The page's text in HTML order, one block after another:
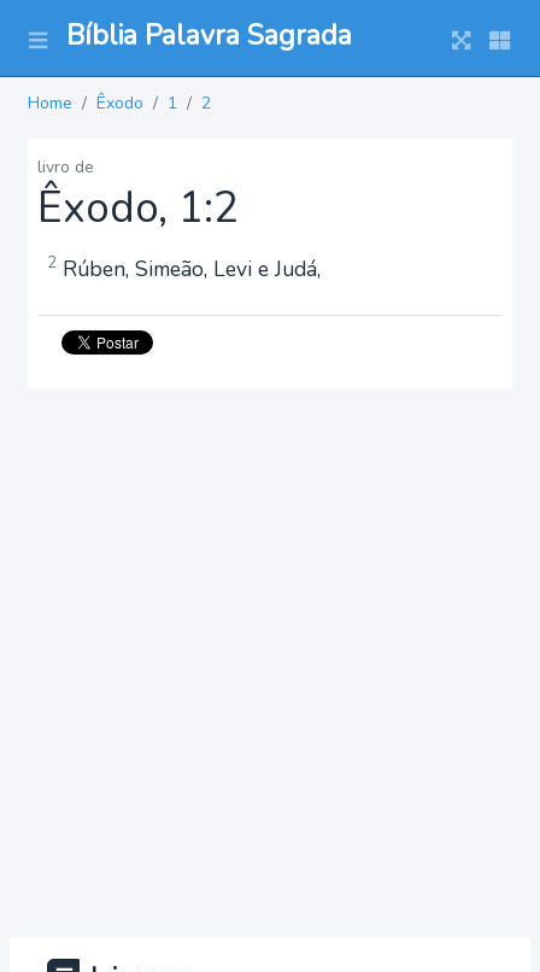
Bíblia Palavra Sagrada
Home Êxodo 1 2
livro de
Êxodo, 1:2
2 Rúben, Simeão, Levi e Judá,